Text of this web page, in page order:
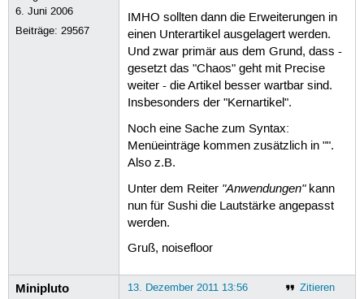
6. Juni 2006
Beiträge:29567
IMHO sollten dann die Erweiterungen in
einen Unterartikel ausgelagert werden.
Und zwar primär aus dem Grund, dass -
gesetzt das "Chaos" geht mit Precise
weiter - die Artikel besser wartbar sind.
Insbesonders der "Kernartikel".
Noch eine Sache zum Syntax:
Menüeinträge kommen zusätzlich in "".
Also z.B.
Unter dem Reiter "Anwendungen"kann
nun für Sushi die Lautstärke angepasst
werden.
Gruß, noisefloor
Minipluto Zitieren
13. Dezember 2011 13:56